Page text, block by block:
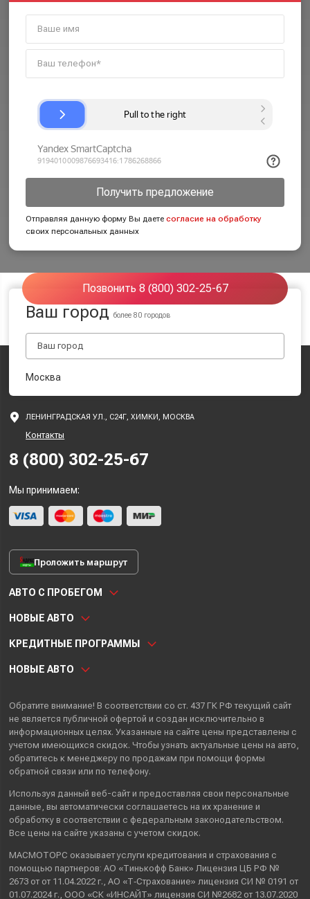
Получить предложение
Отправляя данную форму Вы даетесогласие на обработку
своих персональных данных
Позвонить 8 (800) 302-25-67
Ваш городболее 80 городов
Москва
ЛЕНИНГРАДСКАЯ УЛ., С24Г, ХИМКИ, МОСКВА
Контакты
8 (800) 302-25-67
Мы принимаем:
Проложить маршрут
АВТО С ПРОБЕГОМ
НОВЫЕ АВТО
КРЕДИТНЫЕ ПРОГРАММЫ
НОВЫЕ АВТО
Обратите внимание! В соответствии со ст. 437 ГК РФ текущий сайт
не является публичной офертой и создан исключительно в
информационных целях. Указанные на сайте цены представлены с
учетом имеющихся скидок. Чтобы узнать актуальные цены на авто,
обратитесь к менеджеру по продажам при помощи формы
обратной связи или по телефону.
Используя данный веб-сайт и предоставляя свои персональные
данные , вы автоматически соглашаетесь на их хранение и
обработку в соответствии с федеральным законодательством.
Все цены на сайте указаны с учетом скидок.
МАСМОТОРС оказывает услуги кредитования и страхования с
помощью партнеров: АО «Тинькофф Банк» Лицензия ЦБ РФ №
2673 от от 11.04.2022 г., АО «Т‑Страхование» лицензия СИ № 0191 от
01.07.2024 г., ООО «СК «ИНСАЙТ» лицензия СИ №2682 от 13.07.2020